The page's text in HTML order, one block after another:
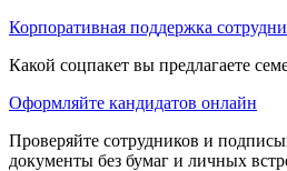
Корпоративная поддержка
Какой соцпакет вы предлагаете
Оформляйте кандидатов онлайн
Проверяйте сотрудников и
документы без бумаг и личных